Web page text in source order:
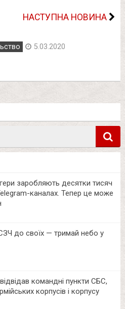
НАСТУПНА НОВИНА
5.03.2020
заробляють десятки тисяч
каналах. Тепер це може
до своїх — тримай небо у
командні пункти СБС,
корпусів і корпусу